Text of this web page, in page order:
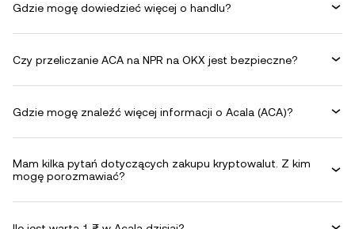
Gdzie mogę dowiedzieć więcej o handlu?
Czy przeliczanie ACA na NPR na OKX jest bezpieczne?
Gdzie mogę znaleźć więcej informacji o Acala (ACA)?
Mam kilka pytań dotyczących zakupu kryptowalut. Z kim
mogę porozmawiać?